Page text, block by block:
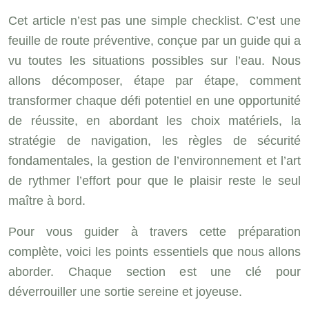
Cet article n’est pas une simple checklist. C’est une
feuille de route préventive, conçue par un guide qui a
vu toutes les situations possibles sur l’eau. Nous
allons décomposer, étape par étape, comment
transformer chaque défi potentiel en une opportunité
de réussite, en abordant les choix matériels, la
stratégie de navigation, les règles de sécurité
fondamentales, la gestion de l’environnement et l’art
de rythmer l’effort pour que le plaisir reste le seul
maître à bord.
Pour vous guider à travers cette préparation
complète, voici les points essentiels que nous allons
aborder. Chaque section est une clé pour
déverrouiller une sortie sereine et joyeuse.